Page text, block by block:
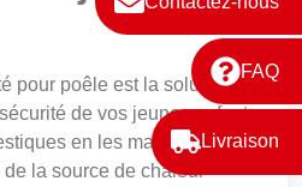
FAQ
Livraison
pour poêle est la solution
de vos jeunes enfants
en les maintenant à
la source de chaleur